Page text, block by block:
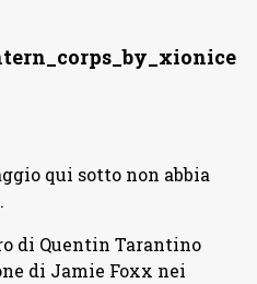
qui sotto non abbia
di Quentin Tarantino
di Jamie Foxx nei